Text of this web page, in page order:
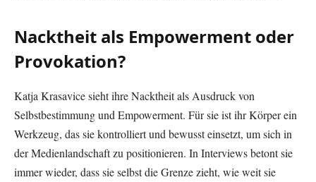
Nacktheit als Empowerment oder
Provokation?
Katja Krasavice sieht ihre Nacktheit als Ausdruck von
Selbstbestimmung und Empowerment. Für sie ist ihr Körper ein
Werkzeug, das sie kontrolliert und bewusst einsetzt, um sich in
der Medienlandschaft zu positionieren. In Interviews betont sie
immer wieder, dass sie selbst die Grenze zieht, wie weit sie